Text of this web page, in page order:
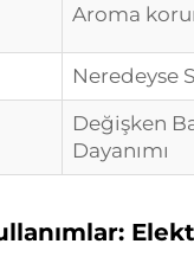
Aroma
Neredeyse
Değişken
Dayanımı